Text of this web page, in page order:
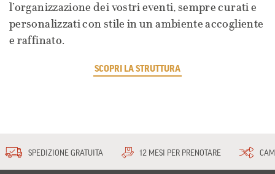
l’organizzazione dei vostri eventi, sempre curati e
personalizzati con stile in un ambiente accogliente
e raffinato.
SCOPRI LA STRUTTURA
SPEDIZIONE GRATUITA 12 MESI PER PRENOTARE